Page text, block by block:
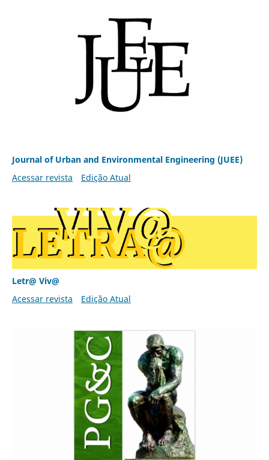
Journal of Urban and Environmental Engineering (JUEE)
Acessar revista
Edição Atual
Letr@ Viv@
Acessar revista
Edição Atual